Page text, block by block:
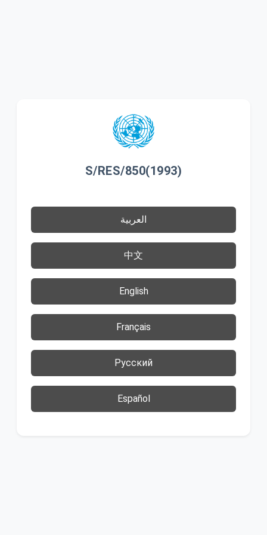
S/RES/850(1993)
العربية
中文
English
Français
Русский
Español